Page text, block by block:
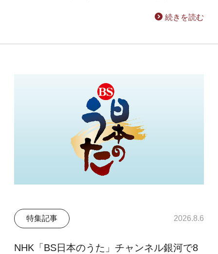
続きを読む
特集記事 2026.8.6
NHK「BS日本のうた」チャンネル銀河で8